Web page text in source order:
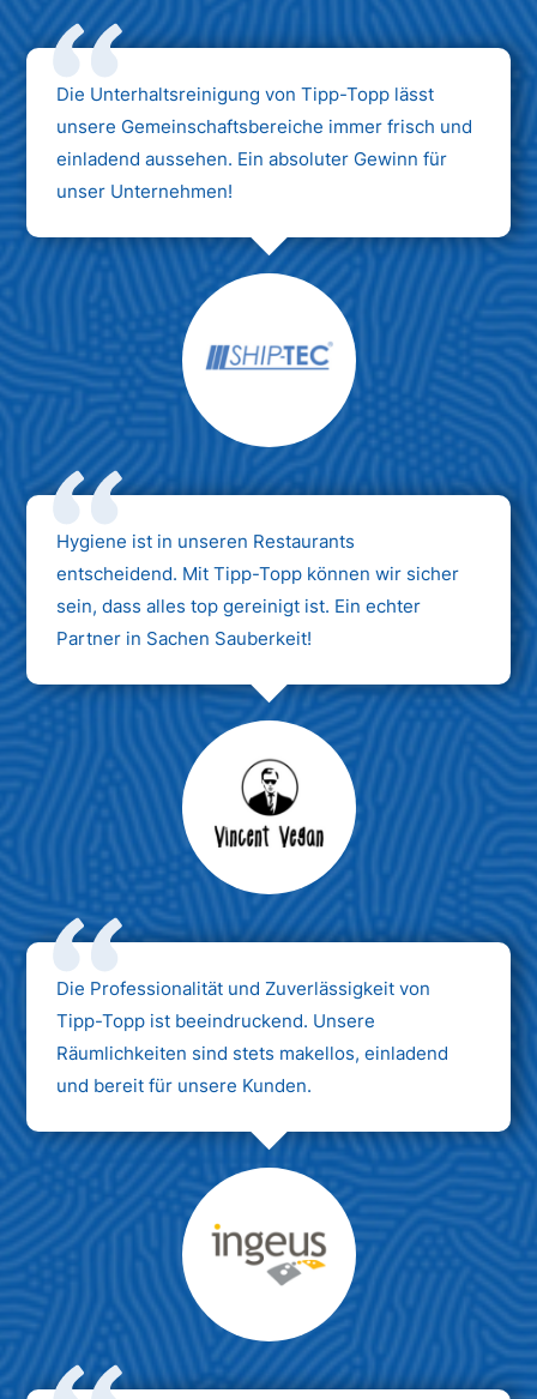
Die Unterhaltsreinigung von Tipp-Topp lässt
unsere Gemeinschaftsbereiche immer frisch und
einladend aussehen. Ein absoluter Gewinn für
unser Unternehmen!
Hygiene ist in unseren Restaurants
entscheidend. Mit Tipp-Topp können wir sicher
sein, dass alles top gereinigt ist. Ein echter
Partner in Sachen Sauberkeit!
Max Mustermann
Unternehmen AG
Die Professionalität und Zuverlässigkeit von
Tipp-Topp ist beeindruckend. Unsere
Räumlichkeiten sind stets makellos, einladend
und bereit für unsere Kunden.
Max Mustermann
Unternehmen AG